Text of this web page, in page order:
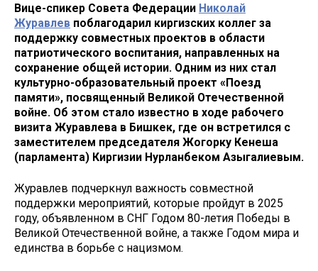
Вице-спикер Совета Федерации Николай
Журавлев поблагодарил киргизских коллег за
поддержку совместных проектов в области
патриотического воспитания, направленных на
сохранение общей истории. Одним из них стал
культурно-образовательный проект «Поезд
памяти», посвященный Великой Отечественной
войне. Об этом стало известно в ходе рабочего
визита Журавлева в Бишкек, где он встретился с
заместителем председателя Жогорку Кенеша
(парламента) Киргизии Нурланбеком Азыгалиевым.
Журавлев подчеркнул важность совместной
поддержки мероприятий, которые пройдут в 2025
году, объявленном в СНГ Годом 80-летия Победы в
Великой Отечественной войне, а также Годом мира и
единства в борьбе с нацизмом.